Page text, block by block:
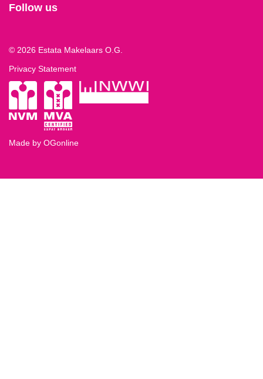
Follow us
© 2026 Estata Makelaars O.G.
Privacy Statement
Made by OGonline